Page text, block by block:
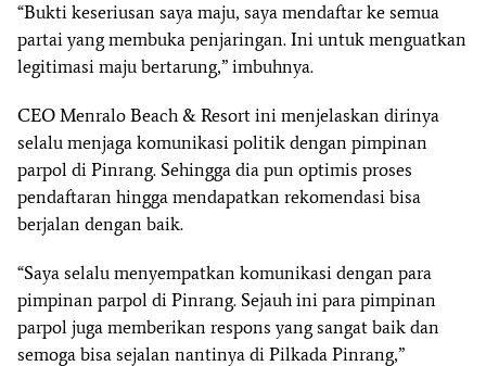
“Bukti keseriusan saya maju, saya mendaftar ke semua
partai yang membuka penjaringan. Ini untuk menguatkan
legitimasi maju bertarung,” imbuhnya.
CEO Menralo Beach & Resort ini menjelaskan dirinya
selalu menjaga komunikasi politik dengan pimpinan
parpol di Pinrang. Sehingga dia pun optimis proses
pendaftaran hingga mendapatkan rekomendasi bisa
berjalan dengan baik.
“Saya selalu menyempatkan komunikasi dengan para
pimpinan parpol di Pinrang. Sejauh ini para pimpinan
parpol juga memberikan respons yang sangat baik dan
semoga bisa sejalan nantinya di Pilkada Pinrang,”